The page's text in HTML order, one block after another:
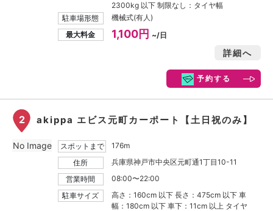
2300kg 以下 制限なし：タイヤ幅
駐車場形態
機械式(有人)
最大料金
1,100円 ~/日
詳細へ
予約する
2 akippa エビス元町カーポート【土日祝のみ】
スポットまで
176m
住所
兵庫県神戸市中央区元町通1丁目10-11
営業時間
08:00〜22:00
駐車サイズ
高さ：160cm 以下 長さ：475cm 以下 車
幅：180cm 以下 車下：11cm 以上 タイヤ
No Image